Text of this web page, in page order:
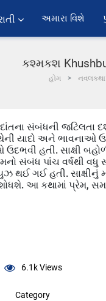
અમારા વિશે
કશ્મકશ Khushbu
હોમ
સંબંધની જટિલતા
યાદો અને
હતી. સાક્ષી
સંબંધ પાંચ વર્ષથી
થઈ ગઈ હતી.
આ કથામાં પ્રેમ,
6.1kViews
Category